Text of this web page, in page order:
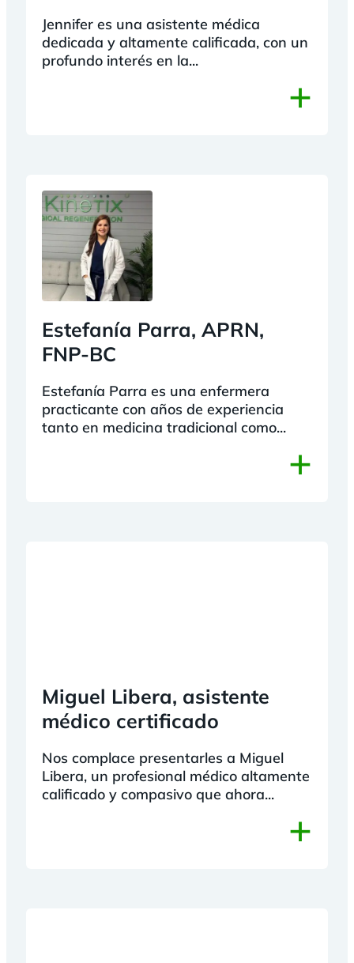
Jennifer es una asistente médica
dedicada y altamente calificada, con un
profundo interés en la...
+
Estefanía Parra, APRN,
FNP-BC
Estefanía Parra es una enfermera
practicante con años de experiencia
tanto en medicina tradicional como...
+
Miguel Libera, asistente
médico certificado
Nos complace presentarles a Miguel
Libera, un profesional médico altamente
calificado y compasivo que ahora...
+